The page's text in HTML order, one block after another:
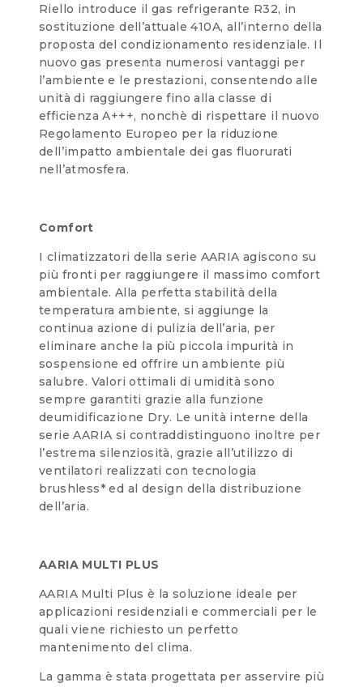
Riello introduce il gas refrigerante R32, in
sostituzione dell’attuale 410A, all’interno della
proposta del condizionamento residenziale. Il
nuovo gas presenta numerosi vantaggi per
l’ambiente e le prestazioni, consentendo alle
unità di raggiungere fino alla classe di
efficienza A+++, nonchè di rispettare il nuovo
Regolamento Europeo per la riduzione
dell’impatto ambientale dei gas fluorurati
nell’atmosfera.
Comfort
I climatizzatori della serie AARIA agiscono su
più fronti per raggiungere il massimo comfort
ambientale. Alla perfetta stabilità della
temperatura ambiente, si aggiunge la
continua azione di pulizia dell’aria, per
eliminare anche la più piccola impurità in
sospensione ed offrire un ambiente più
salubre. Valori ottimali di umidità sono
sempre garantiti grazie alla funzione
deumidificazione Dry. Le unità interne della
serie AARIA si contraddistinguono inoltre per
l’estrema silenziosità, grazie all’utilizzo di
ventilatori realizzati con tecnologia
brushless* ed al design della distribuzione
dell’aria.
AARIA MULTI PLUS
AARIA Multi Plus è la soluzione ideale per
applicazioni residenziali e commerciali per le
quali viene richiesto un perfetto
mantenimento del clima.
La gamma è stata progettata per asservire più